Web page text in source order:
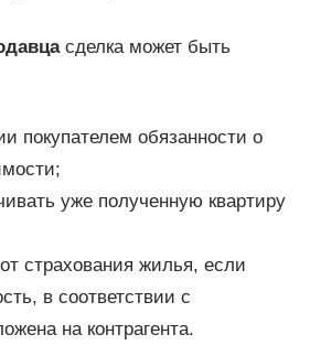
сделка может быть
покупателем обязанности о
уже полученную квартиру
страхования жилья, если
в соответствии с
на контрагента.